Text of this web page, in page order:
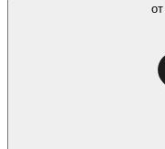
от